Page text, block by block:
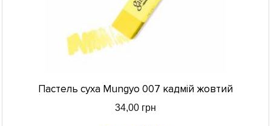
Пастель суха Mungyo 007 кадмій жовтий
34,00 грн